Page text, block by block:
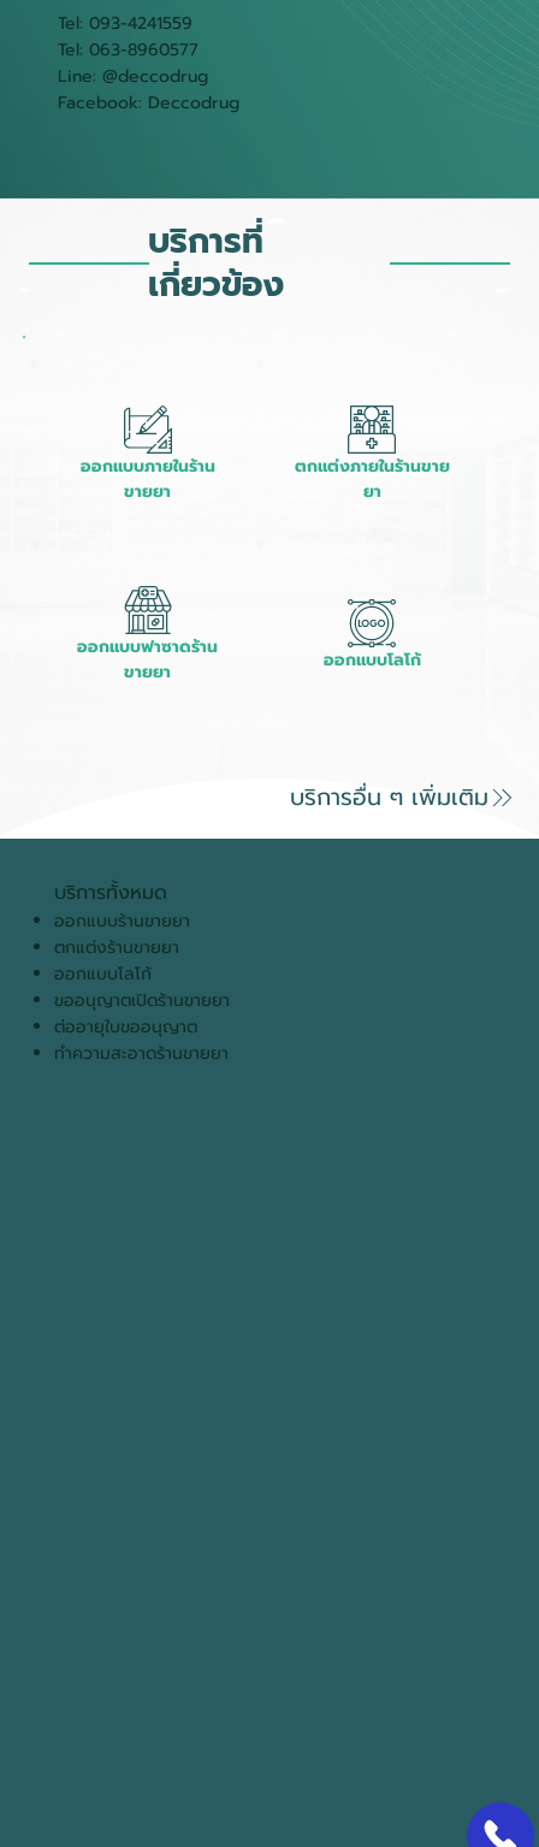
Tel: 093-4241559
Tel: 063-8960577
Line: @deccodrug
Facebook: Deccodrug
บริการที่
เกี่ยวข้อง
ออกแบบภายในร้าน
ขายยา
ตกแต่งภายในร้านขาย
ยา
ออกแบบฟาซาดร้าน
ขายยา
ออกแบบโลโก้
บริการอื่น ๆ เพิ่มเติม
บริการทั้งหมด
ออกแบบร้านขายยา
ตกแต่งร้านขายยา
ออกแบบโลโก้
ขออนุญาตเปิดร้านขายยา
ต่ออายุใบขออนุญาต
ทำความสะอาดร้านขายยา